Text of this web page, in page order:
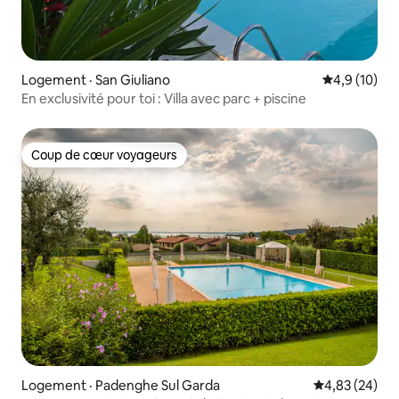
Logement · San Giuliano Note
4,9 (10)
En exclusivité pour toi : Villa avec parc + piscine
Coup de cœur voyageurs
Coup de cœur voyageurs
Logement · Padenghe Sul Garda Note
4,83 (24)